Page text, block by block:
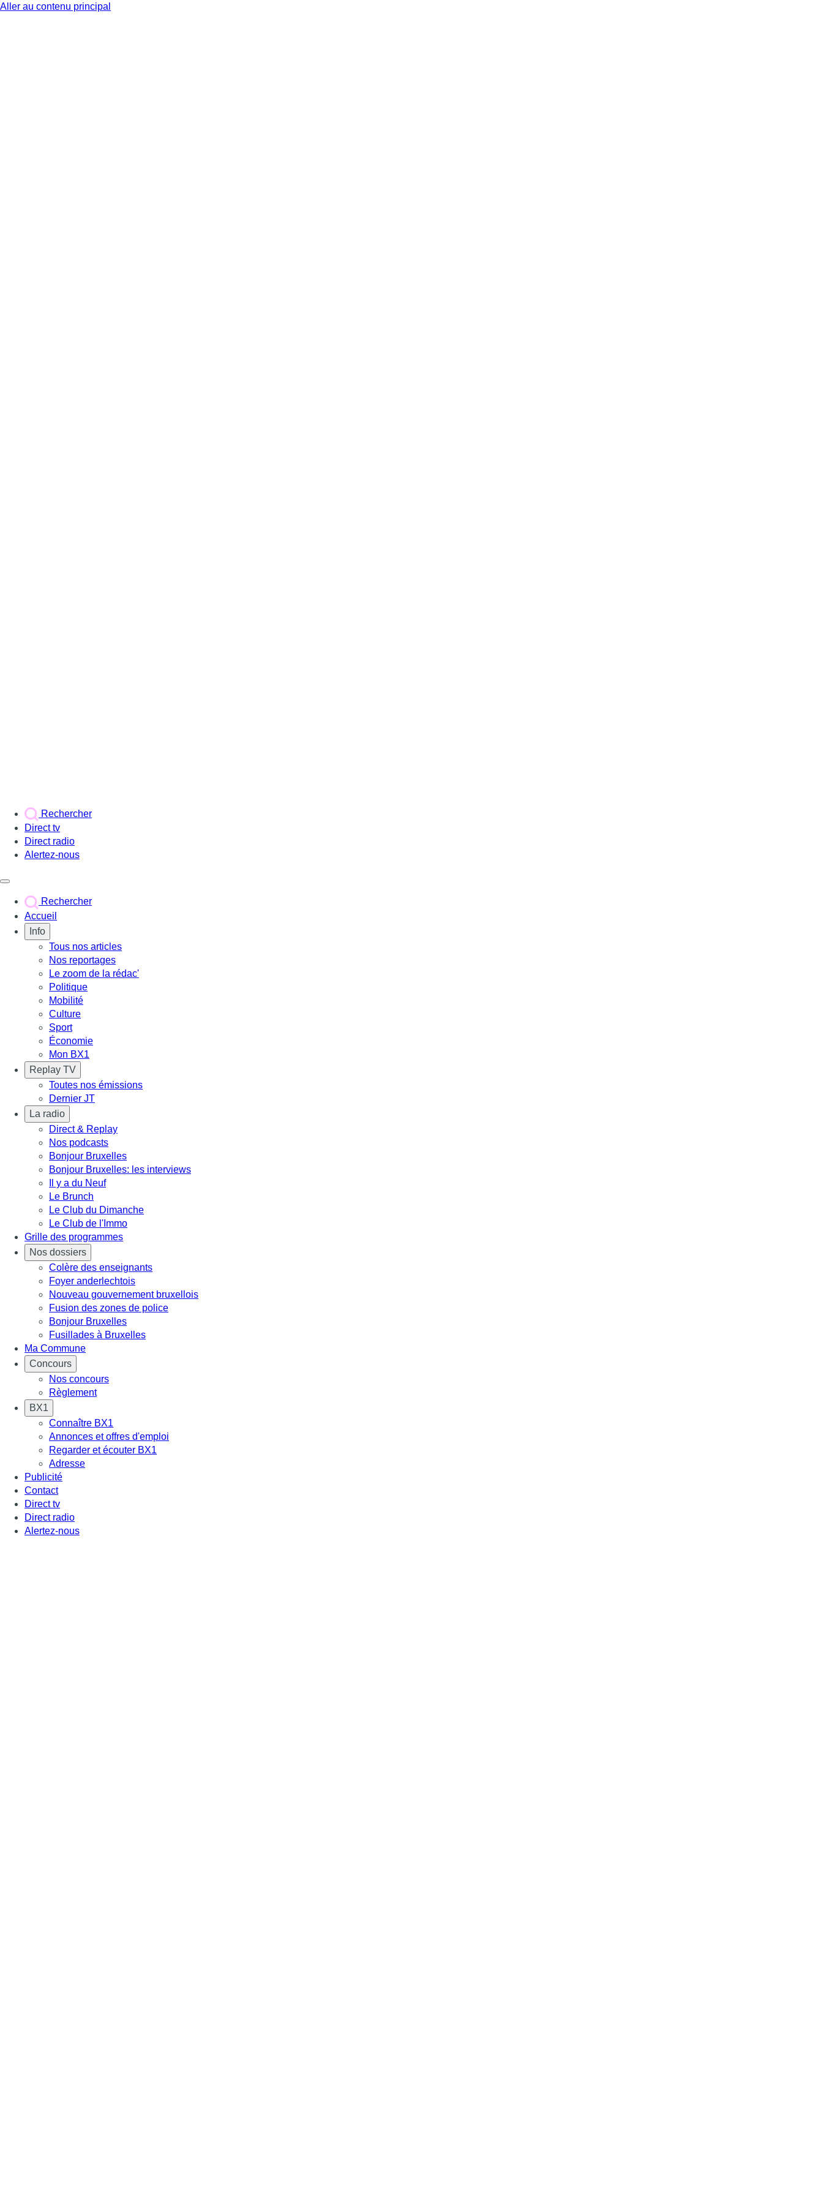
Aller au contenu principal
Rechercher
Direct tv
Direct radio
Alertez-nous
Rechercher
Accueil
Info
Tous nos articles
Nos reportages
Le zoom de la rédac'
Politique
Mobilité
Culture
Sport
Économie
Mon BX1
Replay TV
Toutes nos émissions
Dernier JT
La radio
Direct & Replay
Nos podcasts
Bonjour Bruxelles
Bonjour Bruxelles: les interviews
Il y a du Neuf
Le Brunch
Le Club du Dimanche
Le Club de l'Immo
Grille des programmes
Nos dossiers
Colère des enseignants
Foyer anderlechtois
Nouveau gouvernement bruxellois
Fusion des zones de police
Bonjour Bruxelles
Fusillades à Bruxelles
Ma Commune
Concours
Nos concours
Règlement
BX1
Connaître BX1
Annonces et offres d'emploi
Regarder et écouter BX1
Adresse
Publicité
Contact
Direct tv
Direct radio
Alertez-nous